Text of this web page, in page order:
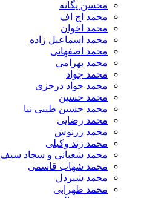
محسن یگانه
محمد اچ اف
محمد اخوان
محمد اسماعیل زاده
محمد اصفهانی
محمد بهرامی
محمد جواد
محمد جواد درجزی
محمد حسین
محمد حسین طیبی نیا
محمد رضایی
محمد زرنوش
محمد زند وکیلی
محمد شعبانی و سجاد سیف
محمد شهاب قاسمی
​محمد شیردل
محمد ظهرابی